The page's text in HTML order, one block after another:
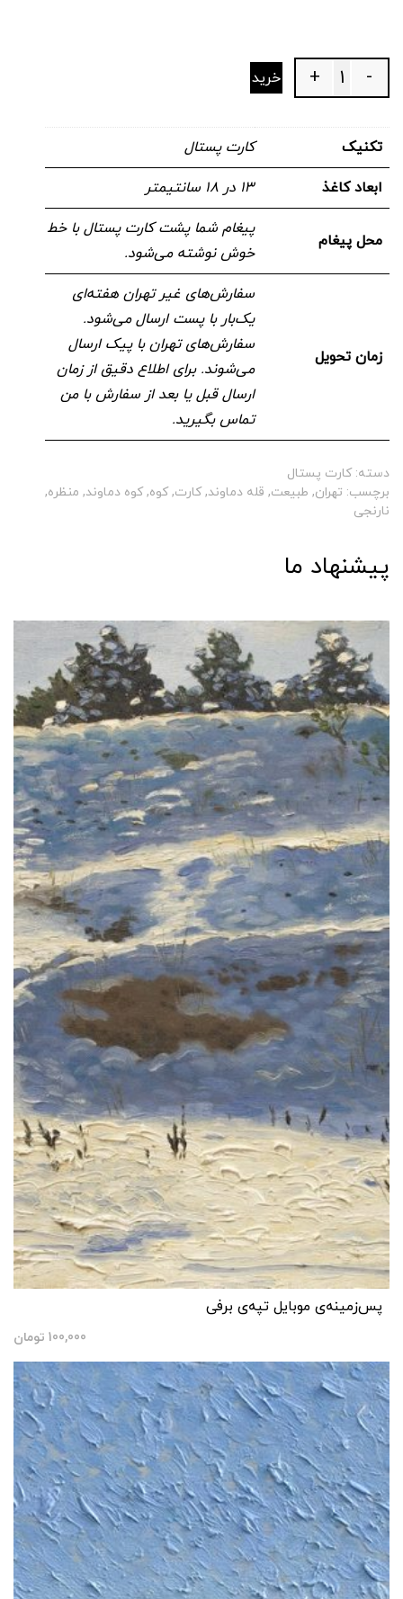
Quantity -
+ خرید
تکنیک کارت پستال
ابعاد کاغذ ۱۳ در ۱۸ سانتیمتر
محل پیغام
پیغام شما پشت کارت پستال با خط
خوش نوشته می‌شود.
زمان تحویل
سفارش‌های غیر تهران هفته‌ای
یک‌بار با پست ارسال می‌شود.
سفارش‌های تهران با پیک ارسال
می‌شوند. برای اطلاع دقیق از زمان
ارسال قبل یا بعد از سفارش با من
تماس بگیرید.
دسته:کارت پستال
برچسب: تهران, طبیعت, قله دماوند,کارت,کوه,کوه دماوند, منظره,
نارنجی
پیشنهاد ما
پس‌زمینه‌ی موبایل تپه‌ی برفی
100,000 تومان